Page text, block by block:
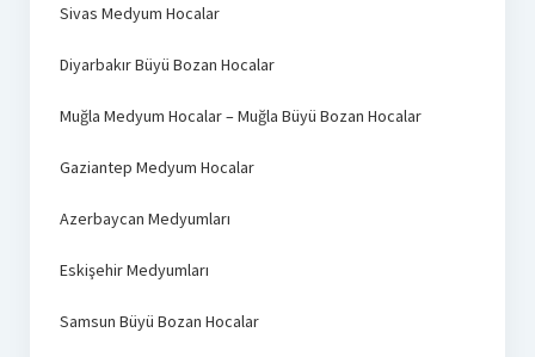
Sivas Medyum Hocalar
Diyarbakır Büyü Bozan Hocalar
Muğla Medyum Hocalar – Muğla Büyü Bozan Hocalar
Gaziantep Medyum Hocalar
Azerbaycan Medyumları
Eskişehir Medyumları
Samsun Büyü Bozan Hocalar